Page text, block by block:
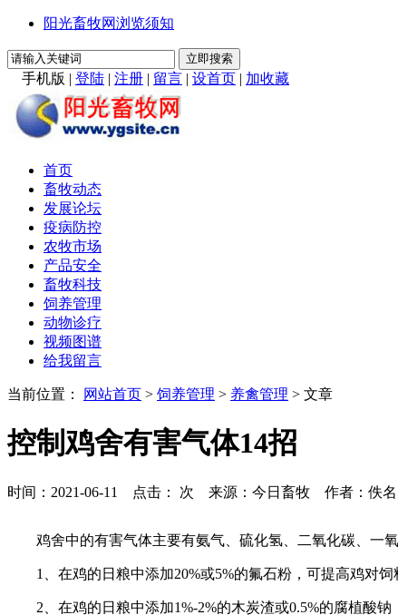
阳光畜牧网浏览须知
手机版 | 登陆 | 注册 | 留言 | 设首页 | 加收藏
首页
畜牧动态
发展论坛
疫病防控
农牧市场
产品安全
畜牧科技
饲养管理
动物诊疗
视频图谱
给我留言
当前位置： 网站首页 > 饲养管理 > 养禽管理 > 文章
控制鸡舍有害气体14招
时间：2021-06-11 点击： 次 来源：今日畜牧 作者：佚名
鸡舍中的有害气体主要有氨气、硫化氢、二氧化碳、一
1、在鸡的日粮中添加20%或5%的氟石粉，可提高鸡对
2、在鸡的日粮中添加1%-2%的木炭渣或0.5%的腐植酸钠